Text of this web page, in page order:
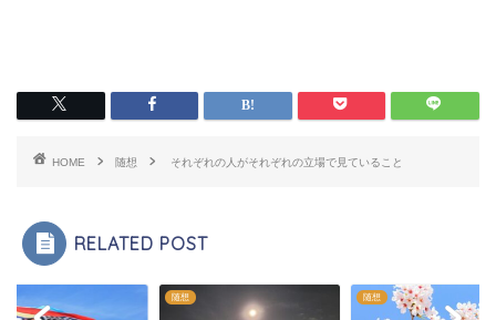
HOME 随想 それぞれの人がそれぞれの立場で見ていること
RELATED POST
随想 随想